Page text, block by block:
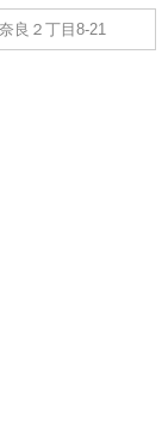
良２丁目8-21